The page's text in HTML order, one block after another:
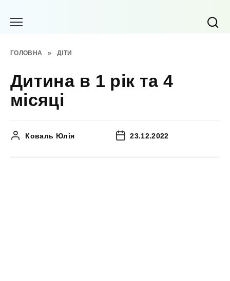
ГОЛОВНА » ДІТИ
Дитина в 1 рік та 4
місяці
Коваль Юлія 23.12.2022